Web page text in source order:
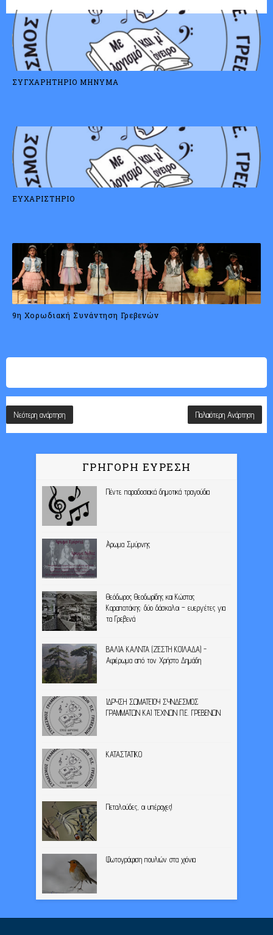
ΣΥΓΧΑΡΗΤΗΡΙΟ ΜΗΝΥΜΑ
ΕΥΧΑΡΙΣΤΗΡΙΟ
9η Χορωδιακή Συνάντηση Γρεβενών
Νεότερη ανάρτηση Παλαιότερη Ανάρτηση
ΓΡΗΓΟΡΗ ΕΥΡΕΣΗ
Πέντε παραδοσιακά δημοτικά τραγούδια
Άρωμα Σμύρνης
Θεόδωρος Θεοδωρίδης και Κώστας
Καραπατάκης: δύο δάσκαλοι – ευεργέτες για
τα Γρεβενά
ΒΑΛΙΑ ΚΑΛΝΤΑ (ΖΕΣΤΗ ΚΟΙΛΑΔΑ) -
Αφιέρωμα από τον Χρήστο Δημάδη
ΙΔΡΥΣΗ ΣΩΜΑΤΕΙΟΥ ΣΥΝΔΕΣΜΟΣ
ΓΡΑΜΜΑΤΩΝ ΚΑΙ ΤΕΧΝΩΝ Π.Ε. ΓΡΕΒΕΝΩΝ
ΚΑΤΑΣΤΑΤΙΚΟ
Πεταλούδες, οι υπέροχες!
Φωτογράφιση πουλιών στα χιόνια